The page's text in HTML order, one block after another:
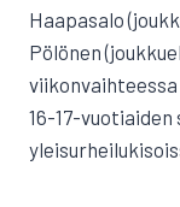
Haapasalo
Pölönen
16-17-vuotiaiden